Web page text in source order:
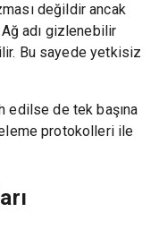
değildir ancak
adı gizlenebilir
Bu sayede yetkisiz
edilse de tek başına
protokolleri ile